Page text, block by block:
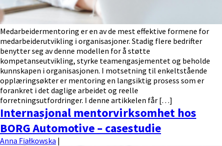
Medarbeidermentoring er en av de mest effektive formene for
medarbeiderutvikling i organisasjoner. Stadig flere bedrifter
benytter seg av denne modellen for å støtte
kompetanseutvikling, styrke teamengasjementet og beholde
kunnskapen i organisasjonen. I motsetning til enkeltstående
opplæringsøkter er mentoring en langsiktig prosess som er
forankret i det daglige arbeidet og reelle
forretningsutfordringer. I denne artikkelen får […]
Internasjonal mentorvirksomhet hos
BORG Automotive – casestudie
Anna Fiałkowska |